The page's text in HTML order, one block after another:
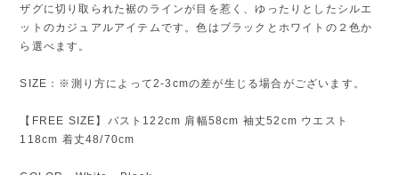
ザグに切り取られた裾のラインが目を惹く、ゆったりとしたシルエ
ットのカジュアルアイテムです。色はブラックとホワイトの２色か
ら選べます。
SIZE：※測り方によって2-3cmの差が生じる場合がございます。
【FREE SIZE】バスト122cm 肩幅58cm 袖丈52cm ウエスト
118cm 着丈48/70cm